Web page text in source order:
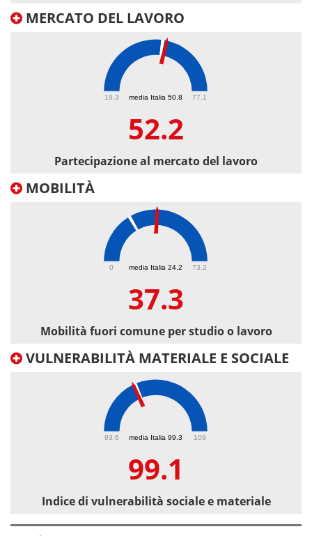
MERCATO DEL LAVORO
media Italia 50.8
19.3 77.1
52.2
Partecipazione al mercato del lavoro
MOBILITÀ
media Italia 24.2
0 73.2
37.3
Mobilità fuori comune per studio o lavoro
VULNERABILITÀ MATERIALE E SOCIALE
media Italia 99.3
93.6 109
99.1
Indice di vulnerabilità sociale e materiale